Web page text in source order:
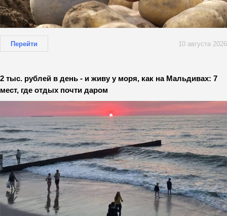
Перейти 10 августа 2026
2 тыс. рублей в день - и живу у моря, как на Мальдивах: 7
мест, где отдых почти даром